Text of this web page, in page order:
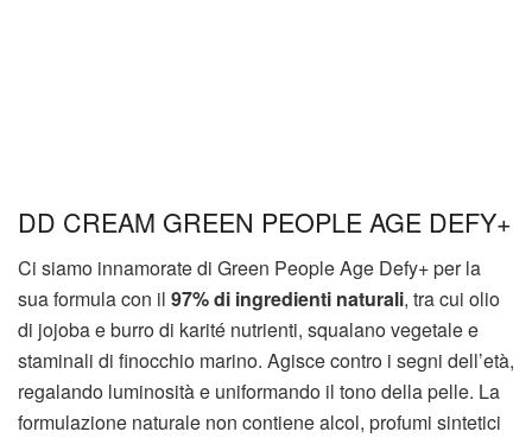
DD CREAM GREEN PEOPLE AGE DEFY+
Ci siamo innamorate di Green People Age Defy+ per la
sua formula con il 97% di ingredienti naturali, tra cui olio
di jojoba e burro di karité nutrienti, squalano vegetale e
staminali di finocchio marino. Agisce contro i segni dell’età,
regalando luminosità e uniformando il tono della pelle. La
formulazione naturale non contiene alcol, profumi sintetici